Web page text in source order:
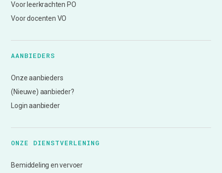
Voor leerkrachten PO
Voor docenten VO
AANBIEDERS
Onze aanbieders
(Nieuwe) aanbieder?
Login aanbieder
ONZE DIENSTVERLENING
Bemiddeling en vervoer